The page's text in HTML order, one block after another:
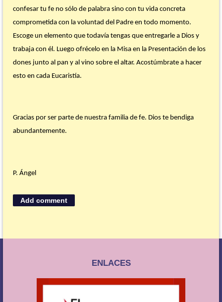
confesar tu fe no sólo de palabra sino con tu vida concreta
comprometida con la voluntad del Padre en todo momento.
Escoge un elemento que todavía tengas que entregarle a Dios y
trabaja con él. Luego ofrécelo en la Misa en la Presentación de los
dones junto al pan y al vino sobre el altar. Acostúmbrate a hacer
esto en cada Eucaristía.
Gracias por ser parte de nuestra familia de fe. Dios te bendiga
abundantemente.
P. Ángel
ENLACES